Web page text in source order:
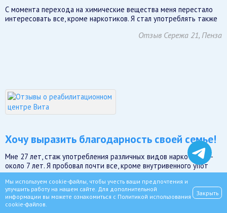
С момента перехода на химические вещества меня перестало
интересовать все, кроме наркотиков. Я стал употреблять также
Отзыв Сережа 21, Пенза
Хочу выразить благодарность своей семье!
Мне 27 лет, стаж употребления различных видов наркотиков –
около 7 лет. Я пробовал почти все, кроме внутривенного упот
Отзыв Илья 27, Смоленск
Мы используем cookie-файлы, чтобы учесть ваши предпочтения и
улучшить работу на нашем сайте. Для дополнительной
информации вы можете ознакомиться с Политикой использования
cookie-файлов.
Закрыть